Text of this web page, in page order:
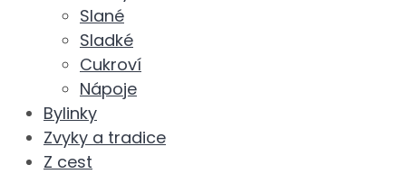
Slané
Sladké
Cukroví
Nápoje
Bylinky
Zvyky a tradice
Z cest